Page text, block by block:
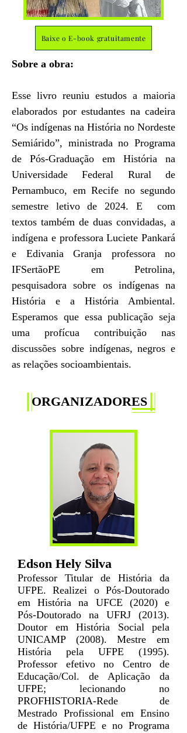
Baixe o E-book gratuitamente
Sobre a obra:
​Esse livro reuniu estudos a maioria
elaborados por estudantes na cadeira
“Os indígenas na História no Nordeste
Semiárido”, ministrada no Programa
de Pós-Graduação em História na
Universidade Federal Rural de
Pernambuco, em Recife no segundo
semestre letivo de 2024. E com
textos também de duas convidadas, a
indígena e professora Luciete Pankará
e Edivania Granja professora no
IFSertãoPE em Petrolina,
pesquisadora sobre os indígenas na
História e a História Ambiental.
Esperamos que essa publicação seja
uma profícua contribuição nas
discussões sobre indígenas, negros e
as relações socioambientais.
ORGANIZADORES
Edson Hely Silva
Professor Titular de História da
UFPE. Realizei o Pós-Doutorado
em História na UFCE (2020) e
Pós-Doutorado na UFRJ (2013).
Doutor em História Social pela
UNICAMP (2008). Mestre em
História pela UFPE (1995).
Professor efetivo no Centro de
Educação/Col. de Aplicação da
UFPE; lecionando no
PROFHISTORIA-Rede de
Mestrado Profissional em Ensino
de História/UFPE e no Programa